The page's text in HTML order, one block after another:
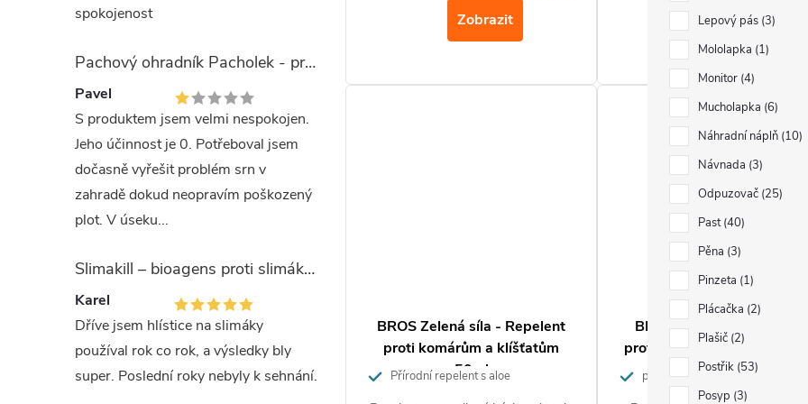
spokojenost
Pachový ohradník Pacholek - proti vysoké zvěři
Pavel
S produktem jsem velmi nespokojen.
Jeho účinnost je 0. Potřeboval jsem
dočasně vyřešit problém srn v
zahradě dokud neopravím poškozený
plot. V úseku...
Slimakill – bioagens proti slimákům (12 mil.)
Karel
Dříve jsem hlístice na slimáky
používal rok co rok, a výsledky bly
super. Poslední roky nebyly k sehnání.
Lepový pás 3
Mololapka 1
Monitor 4
Mucholapka 6
Náhradní náplň 10
Návnada 3
Odpuzovač 25
Past 40
Pěna 3
Pinzeta 1
Plácačka 2
Plašič 2
Postřik 53
Posyp 3
Zobrazit
použití. Může se aplikovat na
na oblečení, čímž zajišťuje
ochranu.
Zobrazit
BROS Zelená síla - Repelent
proti komárům a klíšťatům
50ml
Přírodní repelent s aloe
BROS ZELENÁ SÍLA Spray
proti komárům a klíšťatům
ml
přírodní sprej